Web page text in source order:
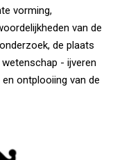
vorming,
van de
de plaats
- ijveren
ontplooiing van de